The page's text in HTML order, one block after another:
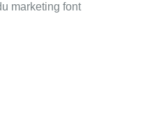
marketing font